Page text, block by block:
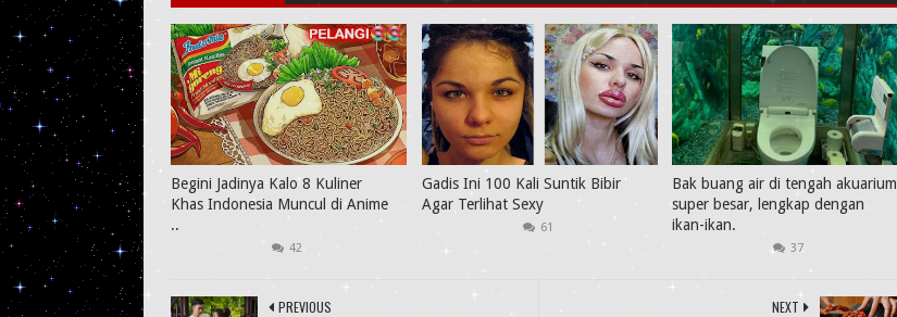
Begini Jadinya Kalo 8 Kuliner
Khas Indonesia Muncul di Anime
..
42
Gadis Ini 100 Kali Suntik Bibir
Agar Terlihat Sexy
61
Bak buang air di tengah akuarium
super besar, lengkap dengan
ikan-ikan.
37
NEXT
PREVIOUS